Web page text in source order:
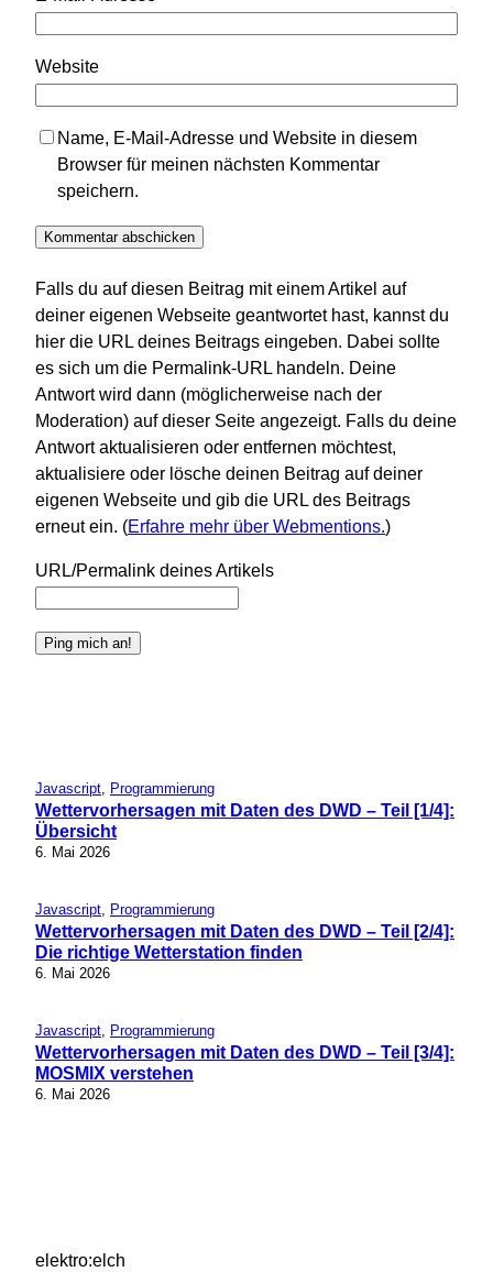
Website
Name, E-Mail-Adresse und Website in diesem
Browser für meinen nächsten Kommentar
speichern.
Falls du auf diesen Beitrag mit einem Artikel auf
deiner eigenen Webseite geantwortet hast, kannst du
hier die URL deines Beitrags eingeben. Dabei sollte
es sich um die Permalink-URL handeln. Deine
Antwort wird dann (möglicherweise nach der
Moderation) auf dieser Seite angezeigt. Falls du deine
Antwort aktualisieren oder entfernen möchtest,
aktualisiere oder lösche deinen Beitrag auf deiner
eigenen Webseite und gib die URL des Beitrags
erneut ein. (Erfahre mehr über Webmentions.)
URL/Permalink deines Artikels
Javascript Programmierung
Wettervorhersagen mit Daten des DWD – Teil [1/4]:
Übersicht
6. Mai 2026
Javascript Programmierung
Wettervorhersagen mit Daten des DWD – Teil [2/4]:
Die richtige Wetterstation finden
6. Mai 2026
Javascript Programmierung
Wettervorhersagen mit Daten des DWD – Teil [3/4]:
MOSMIX verstehen
6. Mai 2026
elektro:elch